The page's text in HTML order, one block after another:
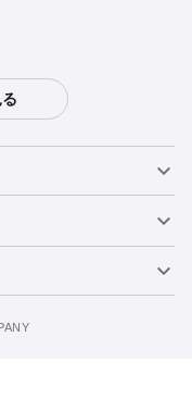
年07月17日まで
07月17日まで